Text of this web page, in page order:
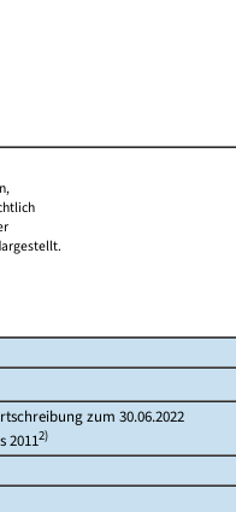
zum 30.06.2022
20112)